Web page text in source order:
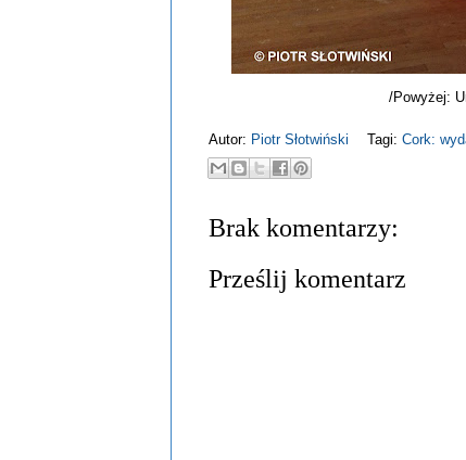
/Powyżej:
Autor: Piotr Słotwiński Tagi: Cork:
Brak komentarzy:
Prześlij komentarz